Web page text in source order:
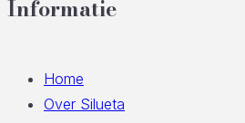
Informatie
Home
Over Silueta